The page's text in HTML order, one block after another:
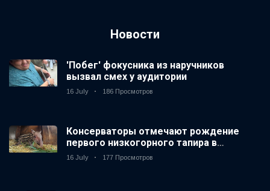
Новости
'Побег' фокусника из наручников
вызвал смех у аудитории
16 July 186 Просмотров
Консерваторы отмечают рождение
первого низкогорного тапира в
зоопарке Великобритании за 14 лет
16 July 177 Просмотров